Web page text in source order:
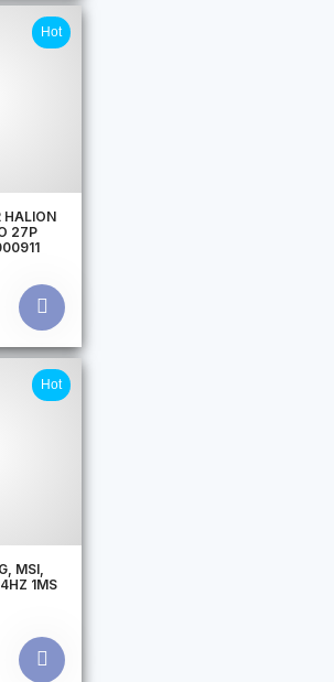
Hot
HALION
27P
Hot
MSI,
1MS